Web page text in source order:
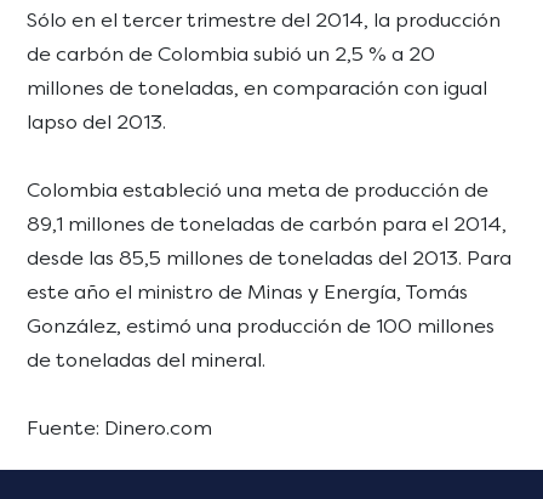
Sólo en el tercer trimestre del 2014, la producción
de carbón de Colombia subió un 2,5 % a 20
millones de toneladas, en comparación con igual
lapso del 2013.
Colombia estableció una meta de producción de
89,1 millones de toneladas de carbón para el 2014,
desde las 85,5 millones de toneladas del 2013. Para
este año el ministro de Minas y Energía, Tomás
González, estimó una producción de 100 millones
de toneladas del mineral.
Fuente: Dinero.com